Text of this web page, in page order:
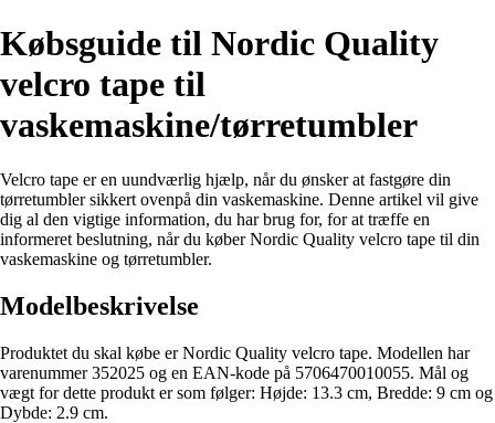
Købsguide til Nordic Quality
velcro tape til
vaskemaskine/tørretumbler
Velcro tape er en uundværlig hjælp, når du ønsker at fastgøre din
tørretumbler sikkert ovenpå din vaskemaskine. Denne artikel vil give
dig al den vigtige information, du har brug for, for at træffe en
informeret beslutning, når du køber Nordic Quality velcro tape til din
vaskemaskine og tørretumbler.
Modelbeskrivelse
Produktet du skal købe er Nordic Quality velcro tape. Modellen har
varenummer 352025 og en EAN-kode på 5706470010055. Mål og
vægt for dette produkt er som følger: Højde: 13.3 cm, Bredde: 9 cm og
Dybde: 2.9 cm.